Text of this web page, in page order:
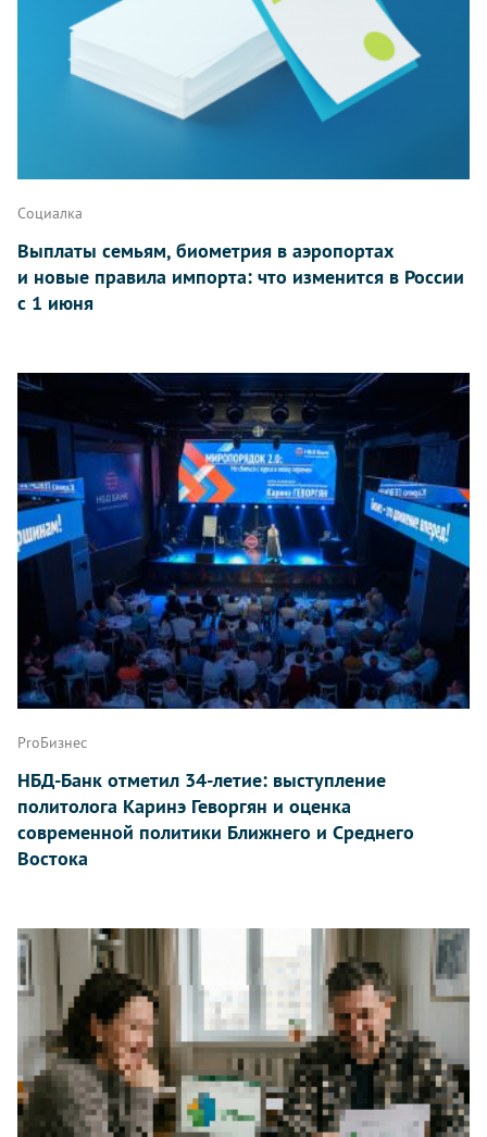
Социалка
Выплаты семьям, биометрия в аэропортах
и новые правила импорта: что изменится в России
с 1 июня
ProБизнес
НБД-Банк отметил 34-летие: выступление
политолога Каринэ Геворгян и оценка
современной политики Ближнего и Среднего
Востока